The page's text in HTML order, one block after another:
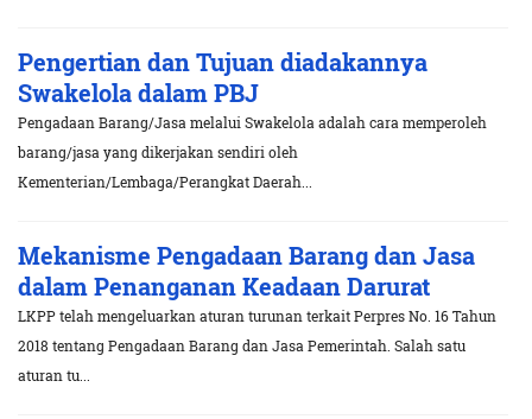
Pengertian dan Tujuan diadakannya
Swakelola dalam PBJ
Pengadaan Barang/Jasa melalui Swakelola adalah cara memperoleh
barang/jasa yang dikerjakan sendiri oleh
Kementerian/Lembaga/Perangkat Daerah...
Mekanisme Pengadaan Barang dan Jasa
dalam Penanganan Keadaan Darurat
LKPP telah mengeluarkan aturan turunan terkait Perpres No. 16 Tahun
2018 tentang Pengadaan Barang dan Jasa Pemerintah. Salah satu
aturan tu...